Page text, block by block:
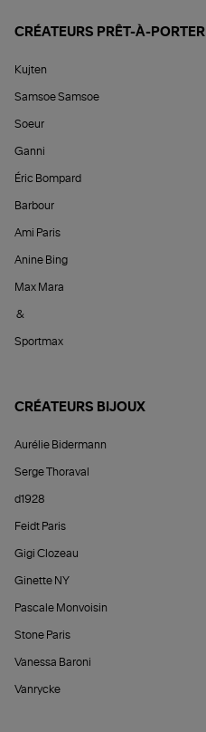
CRÉATEURS PRÊT-À-PORTER
Kujten
Samsoe Samsoe
Soeur
Ganni
Éric Bompard
Barbour
Ami Paris
Anine Bing
Max Mara
&
Sportmax
CRÉATEURS BIJOUX
Aurélie Bidermann
Serge Thoraval
d1928
Feidt Paris
Gigi Clozeau
Ginette NY
Pascale Monvoisin
Stone Paris
Vanessa Baroni
Vanrycke